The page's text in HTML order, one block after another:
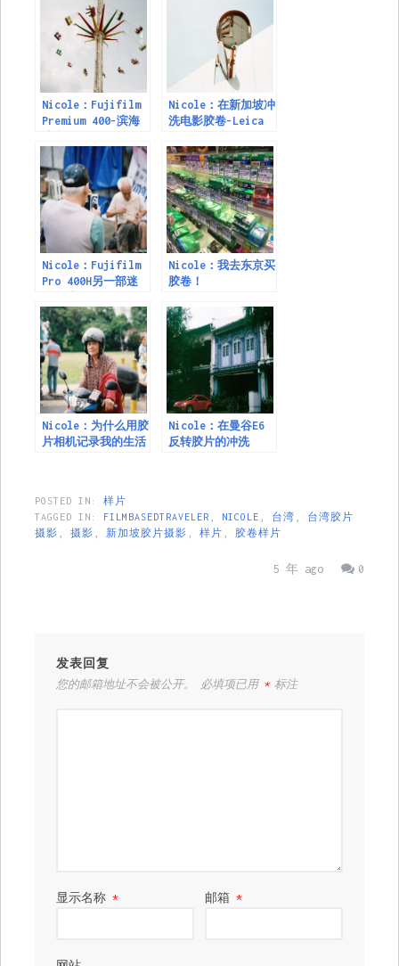
Nicole：Fujifilm
Premium 400-滨海
Nicole：在新加坡冲
洗电影胶卷-Leica
Nicole：Fujifilm
Pro 400H另一部迷
Nicole：我去东京买
胶卷！
Nicole：为什么用胶
片相机记录我的生活
Nicole：在曼谷E6
反转胶片的冲洗
POSTED IN: 样片
TAGGED IN:
FILMBASEDTRAVELER NICOLE 台湾
台湾胶片
摄影
摄影 新加坡胶片摄影 样片 胶卷样片
0
5 年 ago
发表回复
您的邮箱地址不会被公开。 必填项已用 *标注
显示名称 * 邮箱*